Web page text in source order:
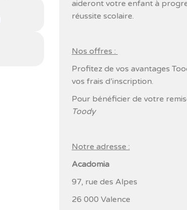
aideront votre enfant à
réussite scolaire.
Nos offres :
Profitez de vos avantages
vos frais d’inscription.
Pour bénéficier de votre
Toody
Notre adresse :
Acadomia
97, rue des Alpes
26 000 Valence